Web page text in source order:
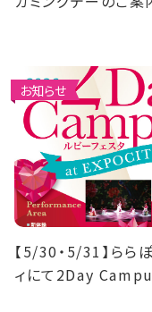
お知らせ
【5/30・5/31】らら
ィにて2Day